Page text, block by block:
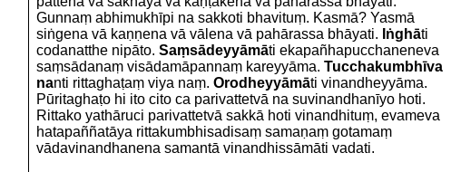
Gunnaṃ abhimukhīpi na sakkoti bhavituṃ. Kasmā? Yasmā
siṅgena vā kaṇṇena vā vālena vā pahārassa bhāyati. Iṅghāti
codanatthe nipāto. Saṃsādeyyāmāti ekapañhapucchaneneva
saṃsādanaṃ visādamāpannaṃ kareyyāma. Tucchakumbhīva
nanti rittaghaṭaṃ viya naṃ. Orodheyyāmāti vinandheyyāma.
Pūritaghaṭo hi ito cito ca parivattetvā na suvinandhanīyo hoti.
Rittako yathāruci parivattetvā sakkā hoti vinandhituṃ, evameva
hatapaññatāya rittakumbhisadisaṃ samaṇaṃ gotamaṃ
vādavinandhanena samantā vinandhissāmāti vadati.